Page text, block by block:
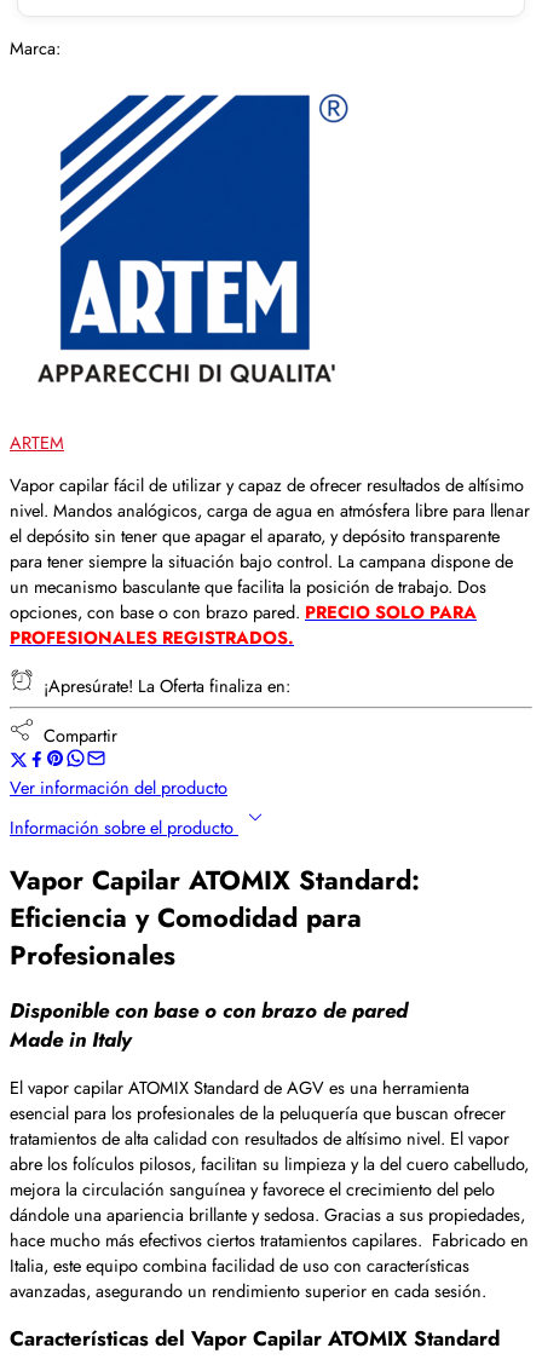
Marca:
ARTEM
Vapor capilar fácil de utilizar y capaz de ofrecer resultados de altísimo
nivel. Mandos analógicos, carga de agua en atmósfera libre para llenar
el depósito sin tener que apagar el aparato, y depósito transparente
para tener siempre la situación bajo control. La campana dispone de
un mecanismo basculante que facilita la posición de trabajo. Dos
opciones, con base o con brazo pared. PRECIO SOLO PARA
PROFESIONALES REGISTRADOS.
¡Apresúrate! La Oferta finaliza en:
Compartir
Ver información del producto
Información sobre el producto
Vapor Capilar ATOMIX Standard:
Eficiencia y Comodidad para
Profesionales
Disponible con base o con brazo de pared
Made in Italy
El vapor capilar ATOMIX Standard de AGV es una herramienta
esencial para los profesionales de la peluquería que buscan ofrecer
tratamientos de alta calidad con resultados de altísimo nivel. El vapor
abre los folículos pilosos, facilitan su limpieza y la del cuero cabelludo,
mejora la circulación sanguínea y favorece el crecimiento del pelo
dándole una apariencia brillante y sedosa. Gracias a sus propiedades,
hace mucho más efectivos ciertos tratamientos capilares. Fabricado en
Italia, este equipo combina facilidad de uso con características
avanzadas, asegurando un rendimiento superior en cada sesión.
Características del Vapor Capilar ATOMIX Standard